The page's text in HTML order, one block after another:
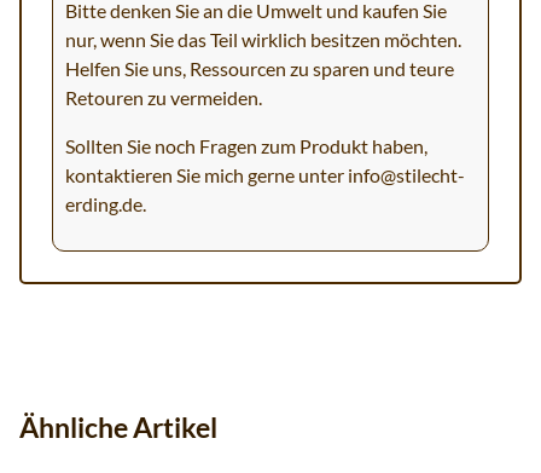
Bitte denken Sie an die Umwelt und kaufen Sie
nur, wenn Sie das Teil wirklich besitzen möchten.
Helfen Sie uns, Ressourcen zu sparen und teure
Retouren zu vermeiden.
Sollten Sie noch Fragen zum Produkt haben,
kontaktieren Sie mich gerne unter info@stilecht-
erding.de.
Ähnliche Artikel